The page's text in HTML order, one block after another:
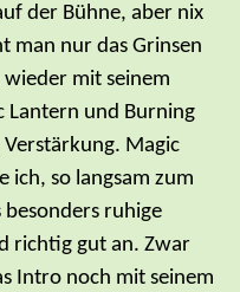
der Bühne, aber nix
man nur das Grinsen
wieder mit seinem
Lantern und Burning
Magic
ich, so langsam zum
ruhige
richtig gut an. Zwar
Intro noch mit seinem